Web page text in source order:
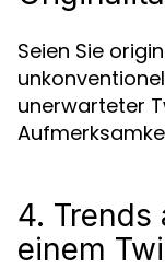
Seien Sie
unerwarteter
4.
einem